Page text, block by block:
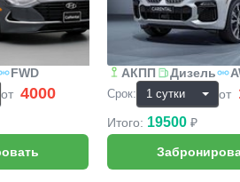
FWD
от 4000
АКПП Дизель
Срок: от
Итого: 19500 ₽